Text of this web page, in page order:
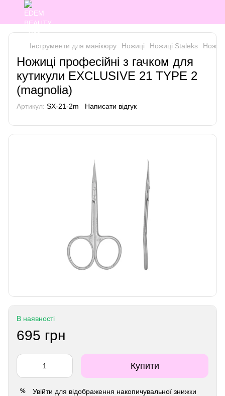
Інструменти для манікюру Ножиці Ножиці Staleks
Ножиці професійні з гачком для
кутикули EXCLUSIVE 21 TYPE 2
(magnolia)
Артикул: SX-21-2m Написати відгук
В наявності
695 грн
Купити
% Увійти для відображення накопичувальної знижки